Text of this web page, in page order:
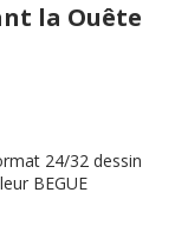
la Ouête
24/32 dessin
BEGUE